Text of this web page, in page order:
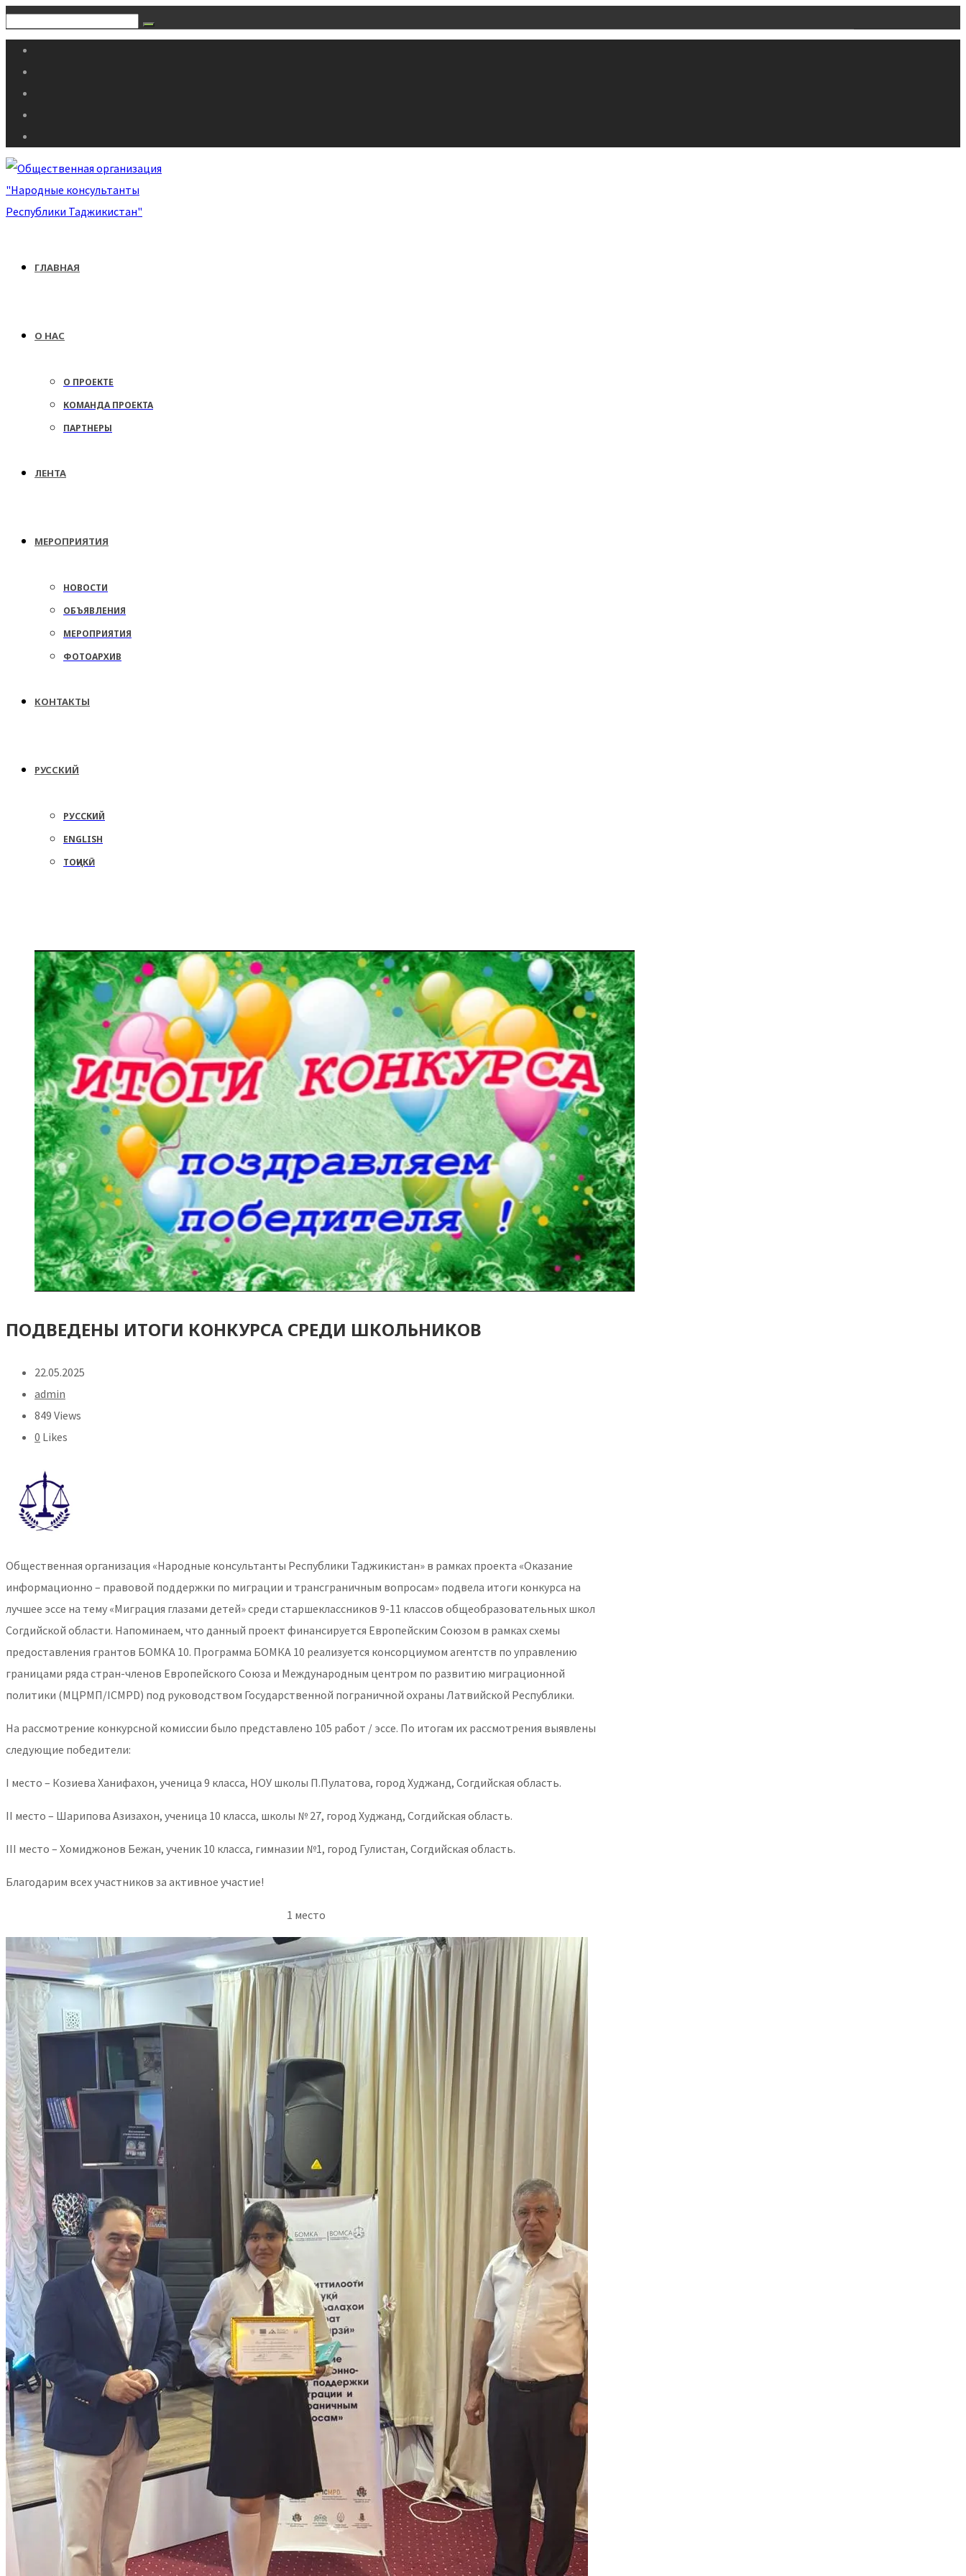
ГЛАВНАЯ
О НАС
О ПРОЕКТЕ
КОМАНДА ПРОЕКТА
ПАРТНЕРЫ
ЛЕНТА
МЕРОПРИЯТИЯ
НОВОСТИ
ОБЪЯВЛЕНИЯ
МЕРОПРИЯТИЯ
ФОТОАРХИВ
КОНТАКТЫ
РУССКИЙ
РУССКИЙ
ENGLISH
ТОҶИКӢ
ПОДВЕДЕНЫ ИТОГИ КОНКУРСА СРЕДИ ШКОЛЬНИКОВ
22.05.2025
admin
849 Views
0 Likes
Общественная организация «Народные консультанты Республики Таджикистан» в рамках проекта «Оказание
информационно – правовой поддержки по миграции и трансграничным вопросам» подвела итоги конкурса на
лучшее эссе на тему «Миграция глазами детей» среди старшеклассников 9-11 классов общеобразовательных школ
Согдийской области. Напоминаем, что данный проект финансируется Европейским Союзом в рамках схемы
предоставления грантов БОМКА 10. Программа БОМКА 10 реализуется консорциумом агентств по управлению
границами ряда стран-членов Европейского Союза и Международным центром по развитию миграционной
политики (МЦРМП/ICMPD) под руководством Государственной пограничной охраны Латвийской Республики.
На рассмотрение конкурсной комиссии было представлено 105 работ / эссе. По итогам их рассмотрения выявлены
следующие победители:
I место – Козиева Ханифахон, ученица 9 класса, НОУ школы П.Пулатова, город Худжанд, Согдийская область.
II место – Шарипова Азизахон, ученица 10 класса, школы № 27, город Худжанд, Согдийская область.
III место – Хомиджонов Бежан, ученик 10 класса, гимназии №1, город Гулистан, Согдийская область.
Благодарим всех участников за активное участие!
1 место